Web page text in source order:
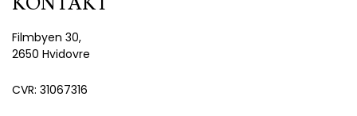
Filmbyen 30,
2650 Hvidovre
CVR: 31067316